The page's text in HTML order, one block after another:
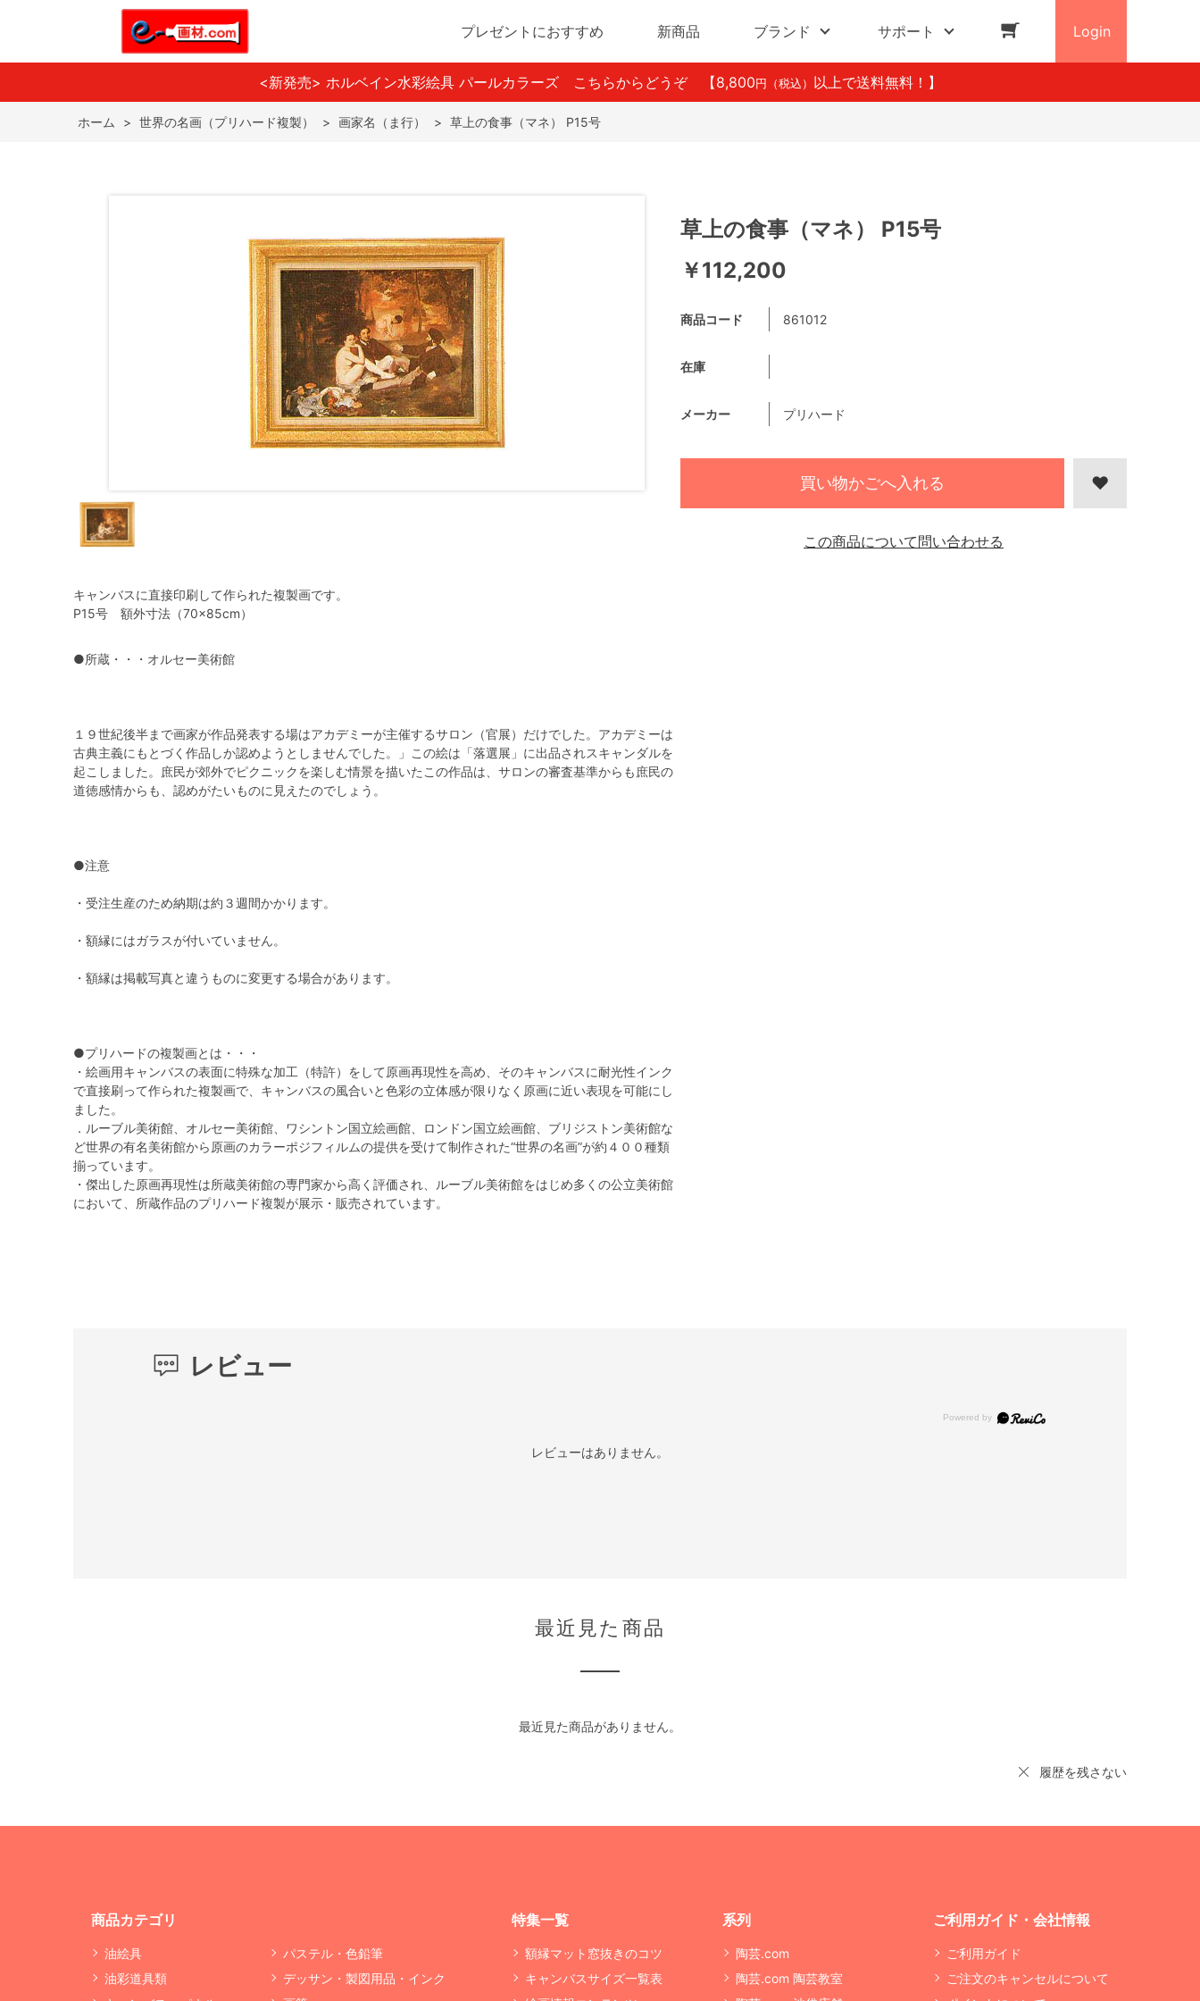
プレゼントにおすすめ 新商品 ブランド サポート Login
<新発売> ホルベイン水彩絵具 パールカラーズ こちらからどうぞ 【8,800 円（税込） 以上で送料無料！】
ホーム > 世界の名画（プリハード複製） > 画家名（ま行） > 草上の食事（マネ） P15号
キャンバスに直接印刷して作られた複製画です。
P15号 額外寸法（70×85cm）
●所蔵・・・オルセー美術館
１９世紀後半まで画家が作品発表する場はアカデミーが主催するサロン（官展）だけでした。アカデミーは
古典主義にもとづく作品しか認めようとしませんでした。」この絵は「落選展」に出品されスキャンダルを
起こしました。庶民が郊外でピクニックを楽しむ情景を描いたこの作品は、サロンの審査基準からも庶民の
道徳感情からも、認めがたいものに見えたのでしょう。
●注意
・受注生産のため納期は約３週間かかります。
・額縁にはガラスが付いていません。
・額縁は掲載写真と違うものに変更する場合があります。
●プリハードの複製画とは・・・
・絵画用キャンバスの表面に特殊な加工（特許）をして原画再現性を高め、そのキャンバスに耐光性インク
で直接刷って作られた複製画で、キャンバスの風合いと色彩の立体感が限りなく原画に近い表現を可能にし
ました。
．ルーブル美術館、オルセー美術館、ワシントン国立絵画館、ロンドン国立絵画館、ブリジストン美術館な
ど世界の有名美術館から原画のカラーポジフィルムの提供を受けて制作された“世界の名画”が約４００種類
揃っています。
・傑出した原画再現性は所蔵美術館の専門家から高く評価され、ルーブル美術館をはじめ多くの公立美術館
において、所蔵作品のプリハード複製が展示・販売されています。
草上の食事（マネ） P15号
￥112,200
商品コード 861012
在庫
メーカー プリハード
買い物かごへ入れる
この商品について問い合わせる
レビュー
レビューはありません。
最近見た商品
最近見た商品がありません。
履歴を残さない
商品カテゴリ
油絵具
油彩道具類
パステル・色鉛筆
デッサン・製図用品・インク
特集一覧
額縁マット窓抜きのコツ
キャンバスサイズ一覧表
系列
陶芸.com
陶芸.com 陶芸教室
ご利用ガイド・会社情報
ご利用ガイド
ご注文のキャンセルについて